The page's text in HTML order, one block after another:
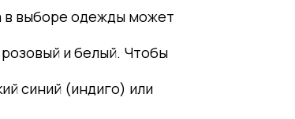
в выборе одежды может
и белый. Чтобы
синий (индиго) или